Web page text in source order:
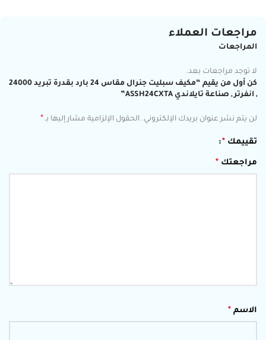
مراجعات العملاء
المراجعات
لا توجد مراجعات بعد.
كن أول من يقيم “مكيف سبليت جنرال مقاس 24 بارد بقدرة تبريد 24000
, انفرتر , صناعة تايلاندي ASSH24CXTA”
لن يتم نشر عنوان بريدك الإلكتروني. الحقول الإلزامية مشار إليها بـ *
تقييمك *
مراجعتك *
الاسم *